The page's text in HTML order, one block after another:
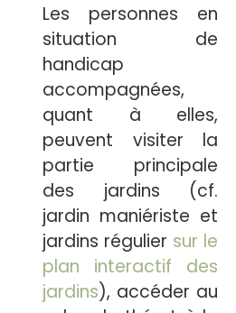
Les personnes en
situation de
handicap
accompagnées,
quant à elles,
peuvent visiter la
partie principale
des jardins (cf.
jardin maniériste et
jardins régulier sur le
plan interactif des
jardins), accéder au